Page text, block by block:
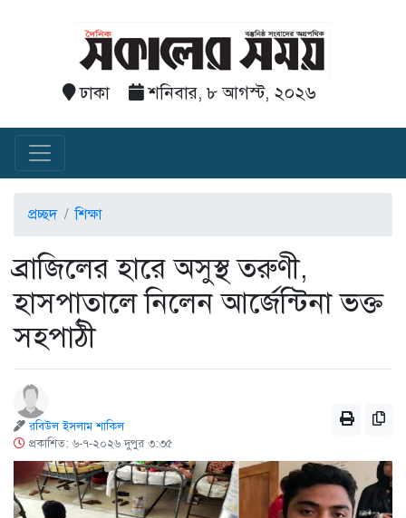
ঢাকা শনিবার, ৮ আগস্ট, ২০২৬
প্রচ্ছদ শিক্ষা
‎ব্রাজিলের হারে অসুস্থ তরুণী,
হাসপাতালে নিলেন আর্জেন্টিনা ভক্ত
সহপাঠী
রবিউল ইসলাম শাকিল
প্রকাশিত: ৬-৭-২০২৬ দুপুর ৩:৩৫